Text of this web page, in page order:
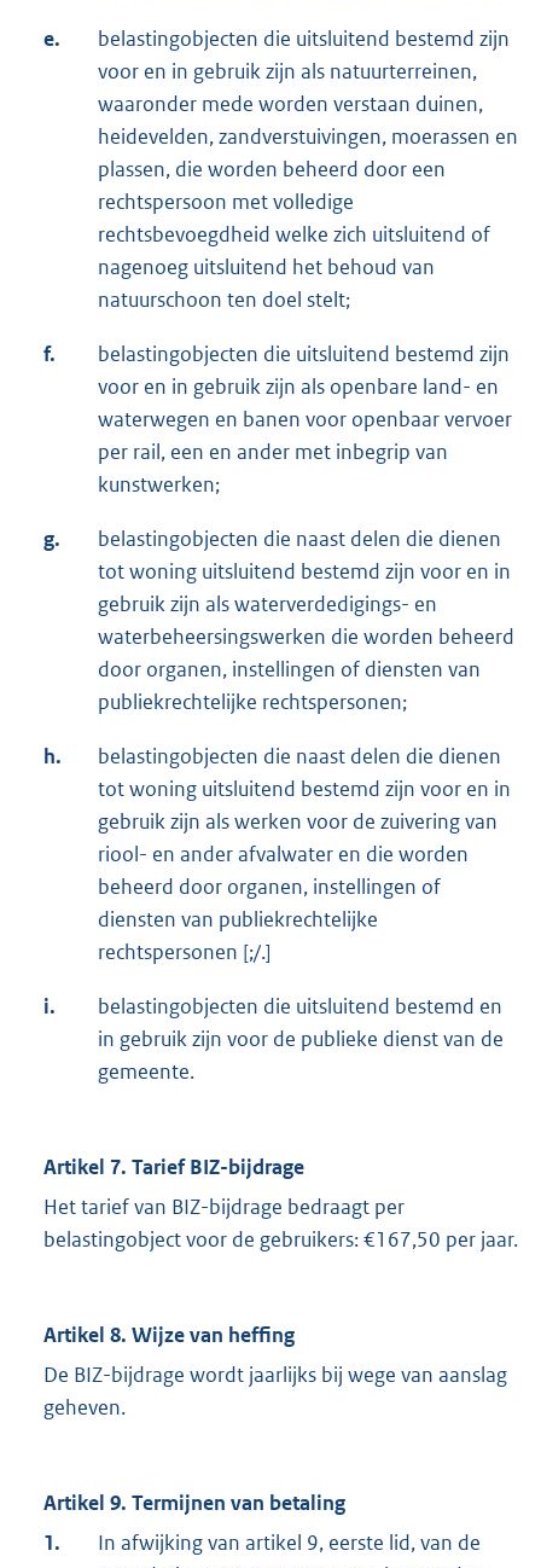
e.
belastingobjecten die uitsluitend bestemd zijn
voor en in gebruik zijn als natuurterreinen,
waaronder mede worden verstaan duinen,
heidevelden, zandverstuivingen, moerassen en
plassen, die worden beheerd door een
rechtspersoon met volledige
rechtsbevoegdheid welke zich uitsluitend of
nagenoeg uitsluitend het behoud van
natuurschoon ten doel stelt;
f.
belastingobjecten die uitsluitend bestemd zijn
voor en in gebruik zijn als openbare land- en
waterwegen en banen voor openbaar vervoer
per rail, een en ander met inbegrip van
kunstwerken;
g.
belastingobjecten die naast delen die dienen
tot woning uitsluitend bestemd zijn voor en in
gebruik zijn als waterverdedigings- en
waterbeheersingswerken die worden beheerd
door organen, instellingen of diensten van
publiekrechtelijke rechtspersonen;
h.
belastingobjecten die naast delen die dienen
tot woning uitsluitend bestemd zijn voor en in
gebruik zijn als werken voor de zuivering van
riool- en ander afvalwater en die worden
beheerd door organen, instellingen of
diensten van publiekrechtelijke
rechtspersonen [;/.]
i.
belastingobjecten die uitsluitend bestemd en
in gebruik zijn voor de publieke dienst van de
gemeente.
Artikel 7. Tarief BIZ-bijdrage
Het tarief van BIZ-bijdrage bedraagt per
belastingobject voor de gebruikers: €167,50 per jaar.
Artikel 8. Wijze van heffing
De BIZ-bijdrage wordt jaarlijks bij wege van aanslag
geheven.
Artikel 9. Termijnen van betaling
1.
In afwijking van artikel 9, eerste lid, van de